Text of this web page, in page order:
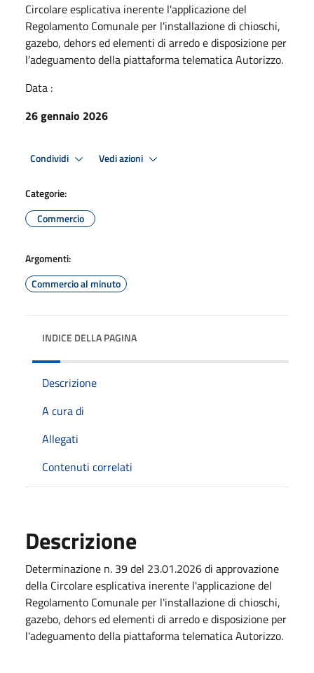
Circolare esplicativa inerente l'applicazione del
Regolamento Comunale per l'installazione di chioschi,
gazebo, dehors ed elementi di arredo e disposizione per
l'adeguamento della piattaforma telematica Autorizzo.
Data :
26 gennaio 2026
Condividi Vedi azioni
Categorie:
Commercio
Argomenti:
Commercio al minuto
INDICE DELLA PAGINA
Descrizione
A cura di
Allegati
Contenuti correlati
Descrizione
Determinazione n. 39 del 23.01.2026 di approvazione
della Circolare esplicativa inerente l'applicazione del
Regolamento Comunale per l'installazione di chioschi,
gazebo, dehors ed elementi di arredo e disposizione per
l'adeguamento della piattaforma telematica Autorizzo.